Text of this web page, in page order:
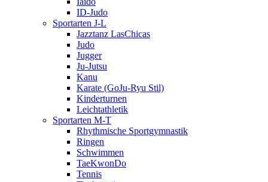
ID-Judo
Sportarten J-L
Jazztanz LasChicas
Judo
Jugger
Ju-Jutsu
Kanu
Karate (GoJu-Ryu Stil)
Kinderturnen
Leichtathletik
Sportarten M-T
Rhythmische Sportgymnastik
Ringen
Schwimmen
TaeKwonDo
Tennis